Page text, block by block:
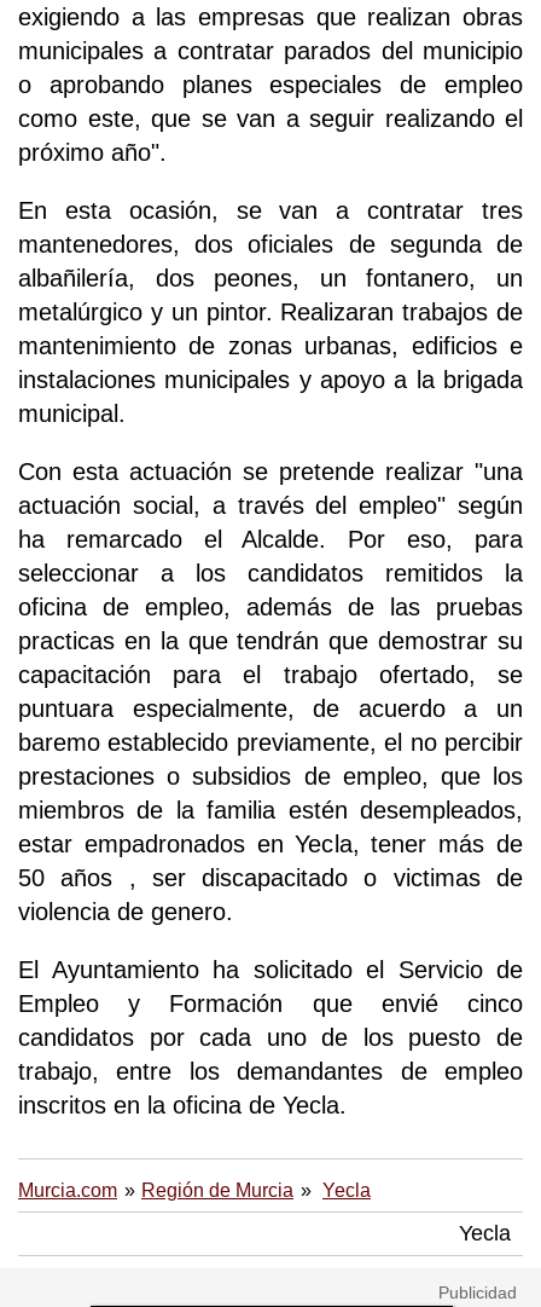
exigiendo a las empresas que realizan obras
municipales a contratar parados del municipio
o aprobando planes especiales de empleo
como este, que se van a seguir realizando el
próximo año".
En esta ocasión, se van a contratar tres
mantenedores, dos oficiales de segunda de
albañilería, dos peones, un fontanero, un
metalúrgico y un pintor. Realizaran trabajos de
mantenimiento de zonas urbanas, edificios e
instalaciones municipales y apoyo a la brigada
municipal.
Con esta actuación se pretende realizar "una
actuación social, a través del empleo" según
ha remarcado el Alcalde. Por eso, para
seleccionar a los candidatos remitidos la
oficina de empleo, además de las pruebas
practicas en la que tendrán que demostrar su
capacitación para el trabajo ofertado, se
puntuara especialmente, de acuerdo a un
baremo establecido previamente, el no percibir
prestaciones o subsidios de empleo, que los
miembros de la familia estén desempleados,
estar empadronados en Yecla, tener más de
50 años , ser discapacitado o victimas de
violencia de genero.
El Ayuntamiento ha solicitado el Servicio de
Empleo y Formación que envié cinco
candidatos por cada uno de los puesto de
trabajo, entre los demandantes de empleo
inscritos en la oficina de Yecla.
Murcia.com Región de Murcia Yecla
Yecla